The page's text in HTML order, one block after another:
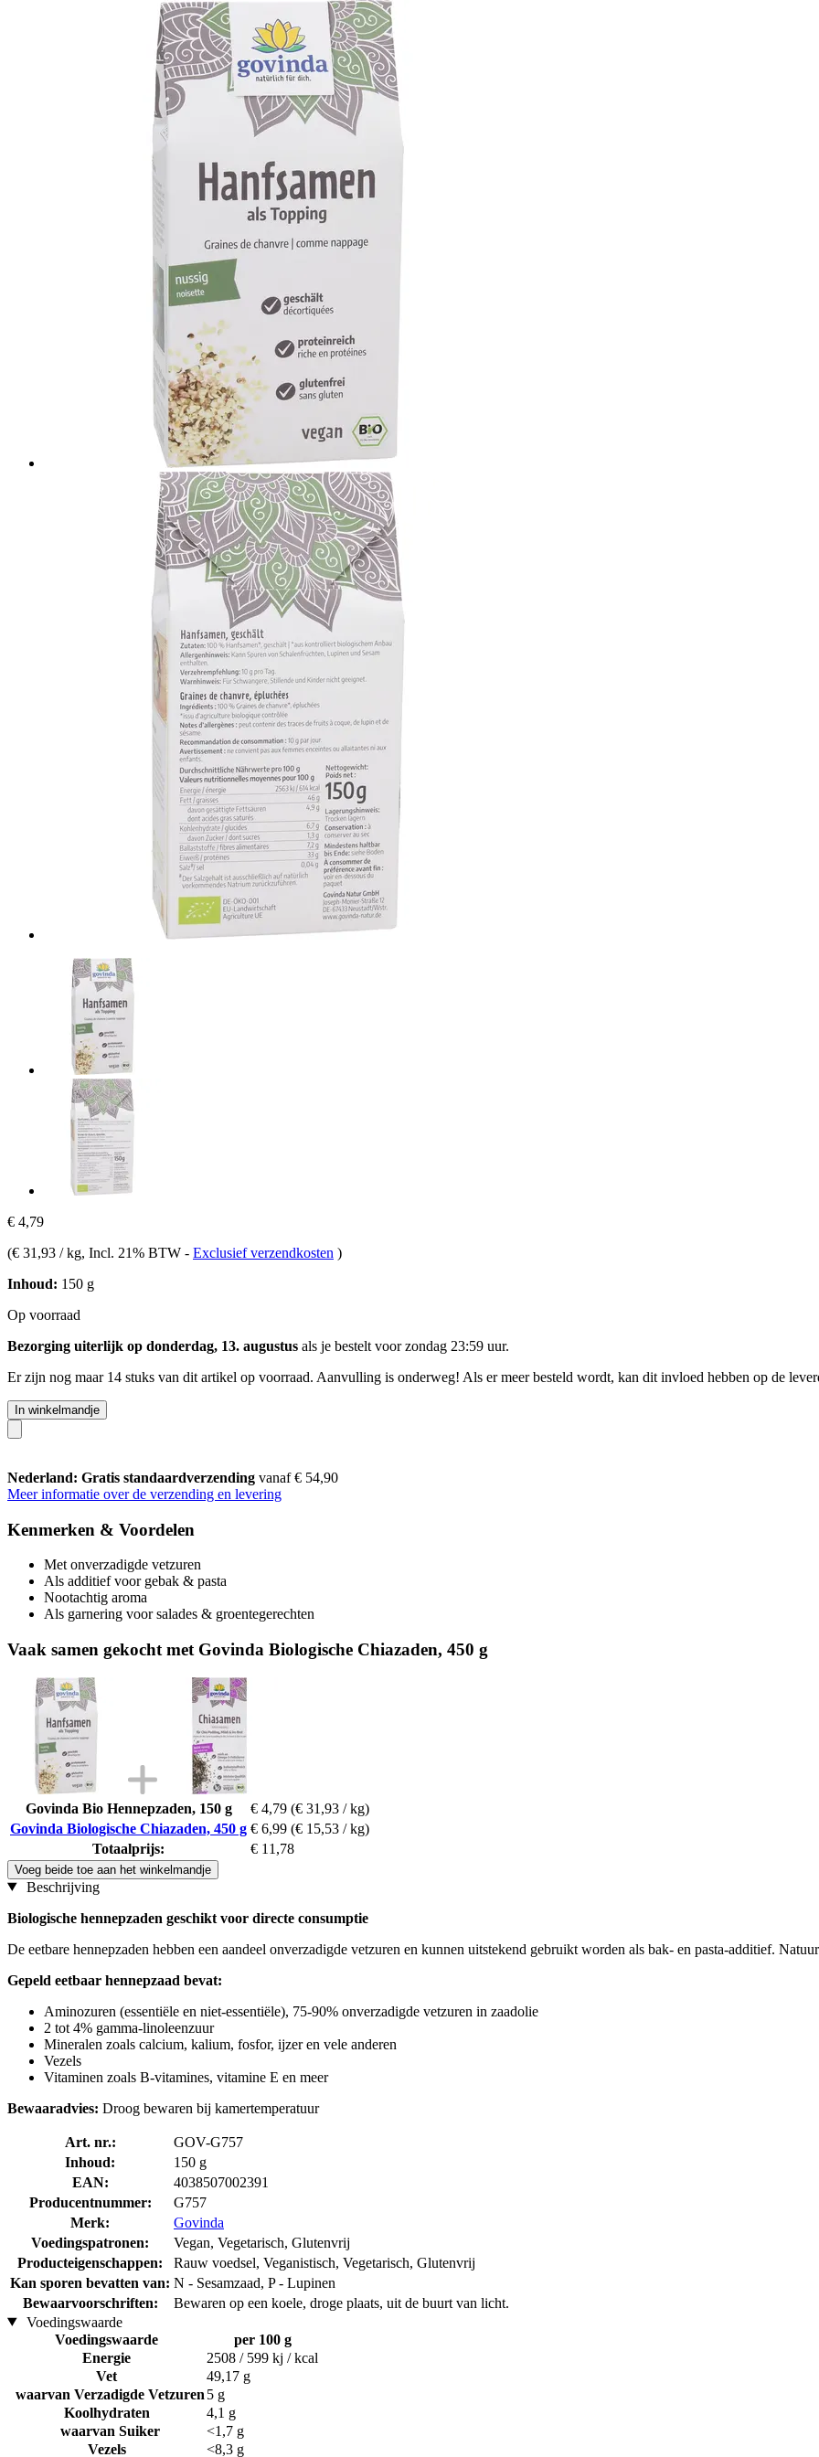
€ 4,79
(€ 31,93 / kg, Incl. 21% BTW - Exclusief verzendkosten )
Inhoud: 150 g
Op voorraad
Bezorging uiterlijk op donderdag, 13. augustus als je bestelt voorzondag 23:59 uur.
Er zijn nog maar 14 stuks van dit artikel op voorraad. Aanvulling is onderweg! Als er meer besteld wordt, kan dit invloed hebben op de
In winkelmandje
Nederland: Gratis standaardverzending vanaf € 54,90
Meer informatie over de verzending en levering
Kenmerken & Voordelen
Met onverzadigde vetzuren
Als additief voor gebak & pasta
Nootachtig aroma
Als garnering voor salades & groentegerechten
Vaak samen gekocht met Govinda Biologische Chiazaden, 450 g
Govinda Bio Hennepzaden, 150 g € 4,79 (€ 31,93 / kg)
Govinda Biologische Chiazaden, 450 g € 6,99 (€ 15,53 / kg)
Totaalprijs:
€ 11,78
Voeg beide toe aan het winkelmandje
Beschrijving
Biologische hennepzaden geschikt voor directe consumptie
De eetbare hennepzaden hebben een aandeel onverzadigde vetzuren en kunnen uitstekend gebruikt worden als bak- en pasta-additief.
Gepeld eetbaar hennepzaad bevat:
Aminozuren (essentiële en niet-essentiële), 75-90% onverzadigde vetzuren in zaadolie
2 tot 4% gamma-linoleenzuur
Mineralen zoals calcium, kalium, fosfor, ijzer en vele anderen
Vezels
Vitaminen zoals B-vitamines, vitamine E en meer
Bewaaradvies: Droog bewaren bij kamertemperatuur
Art. nr.:
GOV-G757
Inhoud:
150 g
EAN:
4038507002391
Producentnummer:
G757
Merk:
Govinda
Voedingspatronen:
Vegan, Vegetarisch, Glutenvrij
Producteigenschappen:
Rauw voedsel, Veganistisch, Vegetarisch, Glutenvrij
Kan sporen bevatten van: N - Sesamzaad, P - Lupinen
Bewaarvoorschriften:
Bewaren op een koele, droge plaats, uit de buurt van licht.
Voedingswaarde
Voedingswaarde
per 100 g
Energie
2508 / 599 kj / kcal
Vet
49,17 g
waarvan Verzadigde Vetzuren 5 g
Koolhydraten
4,1 g
waarvan Suiker
<1,7 g
Vezels
<8,3 g